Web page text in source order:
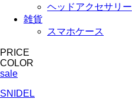
ヘッドアクセサリー
雑貨
スマホケース
PRICE
COLOR
sale
SNIDEL